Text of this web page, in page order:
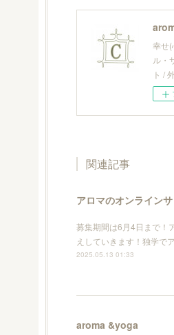
幸せ
ル・
ト /
関連記事
アロマのオンライン
募集期間は6月4日まで！
えしていきます！独学で
2025.05.13 01:33
aroma &yoga